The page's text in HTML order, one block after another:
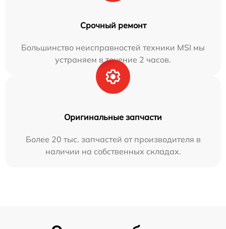
Срочный ремонт
Большинство неисправностей техники MSI мы
устраняем в течение 2 часов.
Оригинальные запчасти
Более 20 тыс. запчастей от производителя в
наличии на собственных складах.